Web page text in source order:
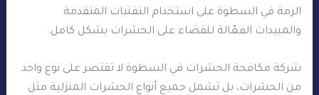
الرمة في السطوة على استخدام التقنيات المتقدمة
والمبيدات الفعّالة للقضاء على الحشرات بشكل كامل.
شركة مكافحة الحشرات في السطوة لا تقتصر على نوع واحد
من الحشرات، بل تشمل جميع أنواع الحشرات المنزلية مثل